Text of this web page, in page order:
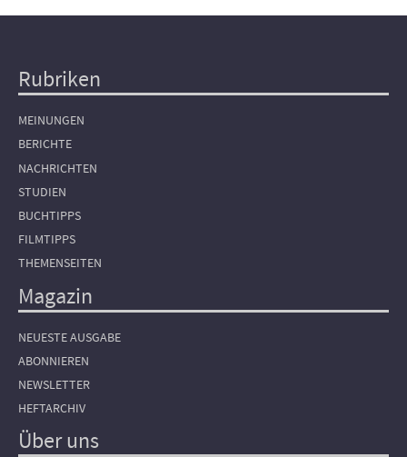
Hauptnavigation
Rubriken
MEINUNGEN
BERICHTE
NACHRICHTEN
STUDIEN
BUCHTIPPS
FILMTIPPS
THEMENSEITEN
Magazin
NEUESTE AUSGABE
ABONNIEREN
NEWSLETTER
HEFTARCHIV
Über uns